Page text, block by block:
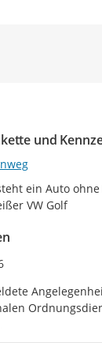
und
ein Auto
VW Golf